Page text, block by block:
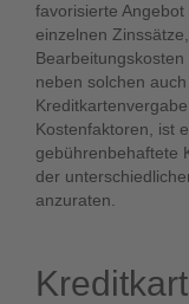
favorisierte
einzelnen
neben solchen
Kostenfaktoren, ist
gebührenbehaftete
der
anzuraten.